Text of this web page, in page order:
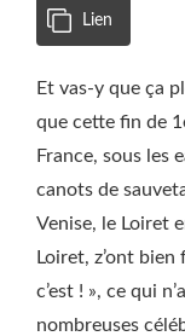
Lien
Et vas-y que ça
que cette fin de
France, sous les
canots de
Venise, le Loiret
Loiret, z’ont
c’est ! », ce qui
nombreuses